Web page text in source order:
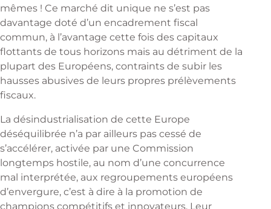
mêmes ! Ce marché dit unique ne s’est pas
davantage doté d’un encadrement fiscal
commun, à l’avantage cette fois des capitaux
flottants de tous horizons mais au détriment de la
plupart des Européens, contraints de subir les
hausses abusives de leurs propres prélèvements
fiscaux.
La désindustrialisation de cette Europe
déséquilibrée n’a par ailleurs pas cessé de
s’accélérer, activée par une Commission
longtemps hostile, au nom d’une concurrence
mal interprétée, aux regroupements européens
d’envergure, c’est à dire à la promotion de
champions compétitifs et innovateurs. Leur